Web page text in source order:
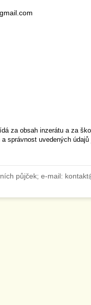
za obsah inzerátu a za
správnost uvedených
půjček; e-mail: